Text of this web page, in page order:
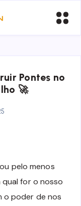
Pontes no
🚀
pelo menos
qual for o nosso
o poder de nos